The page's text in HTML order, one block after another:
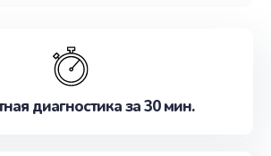
диагностика за 30 мин.